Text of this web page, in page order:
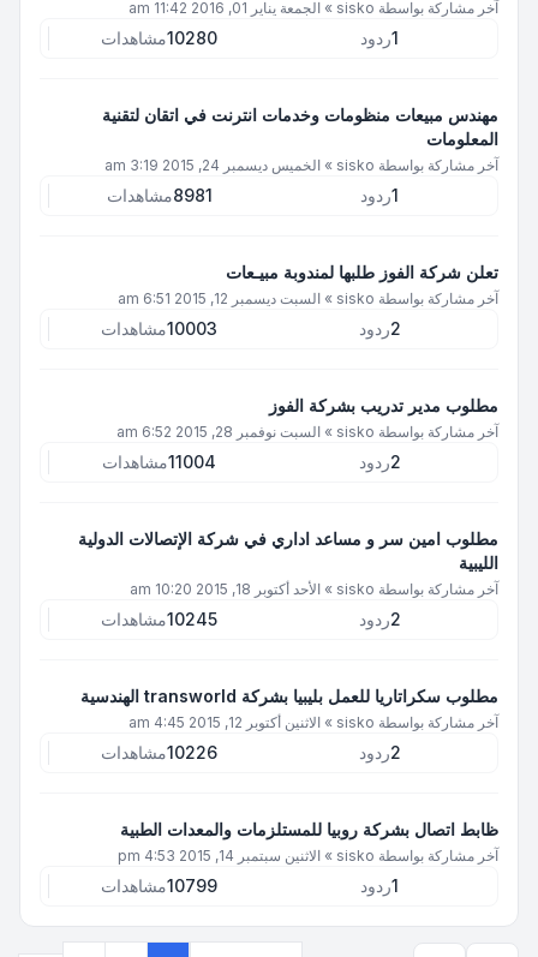
آخر مشاركة بواسطة sisko
» الجمعة يناير 01, 2016 11:42 am
1ردود 10280مشاهدات
مهندس مبيعات منظومات وخدمات انترنت في اتقان لتقنية
المعلومات
آخر مشاركة بواسطة sisko
» الخميس ديسمبر 24, 2015 3:19 am
1ردود 8981مشاهدات
تعلن شركة الفوز طلبها لمندوبة مبيـعات
آخر مشاركة بواسطة sisko
» السبت ديسمبر 12, 2015 6:51 am
2ردود 10003مشاهدات
مطلوب مدير تدريب بشركة الفوز
آخر مشاركة بواسطة sisko
» السبت نوفمبر 28, 2015 6:52 am
2ردود 11004مشاهدات
مطلوب امين سر و مساعد اداري في شركة الإتصالات الدولية
الليبية‬
آخر مشاركة بواسطة sisko
» الأحد أكتوبر 18, 2015 10:20 am
2ردود 10245مشاهدات
مطلوب سكراتاريا للعمل بليبيا بشركة transworld الهندسية
آخر مشاركة بواسطة sisko
» الاثنين أكتوبر 12, 2015 4:45 am
2ردود 10226مشاهدات
ظابط اتصال بشركة روبيا للمستلزمات والمعدات الطبية
آخر مشاركة بواسطة sisko
» الاثنين سبتمبر 14, 2015 4:53 pm
1ردود 10799مشاهدات